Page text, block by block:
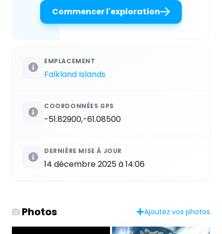
Commencer l'exploration
EMPLACEMENT
Falkland Islands
COORDONNÉES GPS
-51.82900,-61.08500
DERNIÈRE MISE À JOUR
14 décembre 2025 à 14:06
Photos Ajoutez vos photos